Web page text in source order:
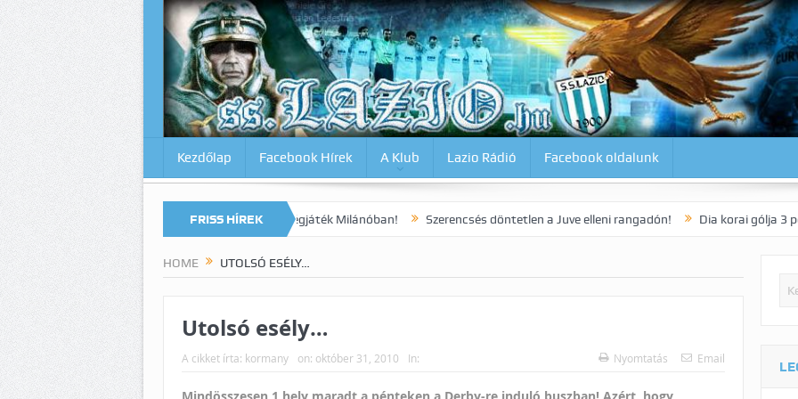
Kezdőlap Facebook Hírek A Klub Lazio Rádió Facebook oldalunk
FRISS HÍREK
Lazio-Lecce 0:1 Micsoda drámai végjáték Milánóban! Szerencsés döntetlen a Juve elleni rangadón! Dia korai gólja 3 pontot ért az
HOME UTOLSÓ ESÉLY…
Utolsó esély…
A cikket írta: kormany on: október 31, 2010 In: Nyomtatás Email